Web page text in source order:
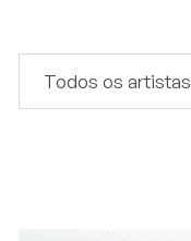
Todos os artistas